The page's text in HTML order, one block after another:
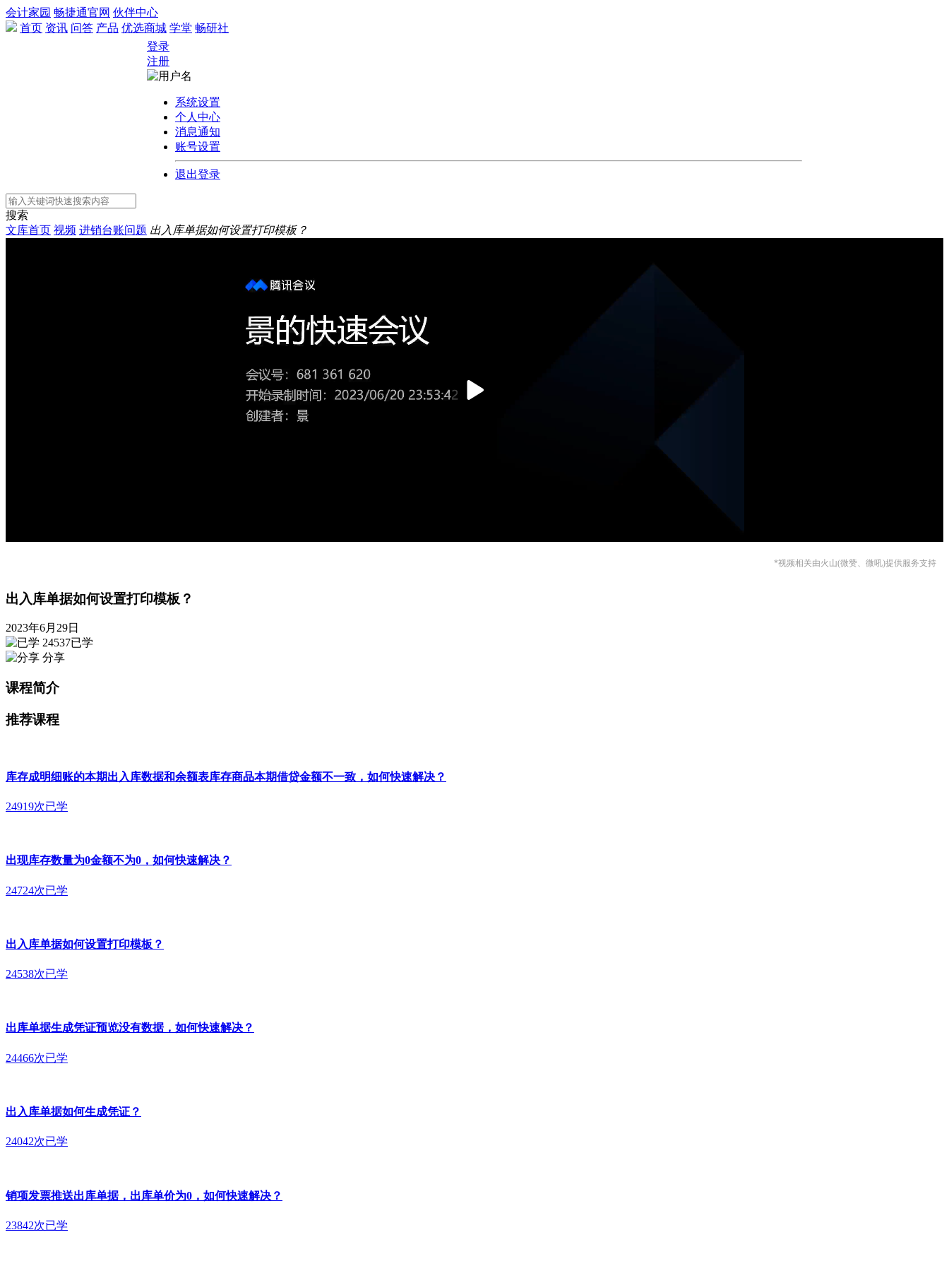
会计家园 畅捷通官网 伙伴中心
首页 资讯 问答 产品 优选商城 学堂 畅研社
登录
注册
系统设置
个人中心
消息通知
账号设置
退出登录
搜索
文库首页 视频 进销台账问题 出入库单据如何设置打印模板？
*视频相关由火山(微赞、微吼)提供服务支持
出入库单据如何设置打印模板？
2023年6月29日
24537已学
分享
课程简介
推荐课程
库存成明细账的本期出入库数据和余额表库存商品本期借贷金额不一致，如何快速解决？
24919次已学
出现库存数量为0金额不为0，如何快速解决？
24724次已学
出入库单据如何设置打印模板？
24538次已学
出库单据生成凭证预览没有数据，如何快速解决？
24466次已学
出入库单据如何生成凭证？
24042次已学
销项发票推送出库单据，出库单价为0，如何快速解决？
23842次已学